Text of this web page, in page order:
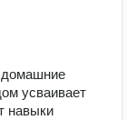
домашние
усваивает
навыки